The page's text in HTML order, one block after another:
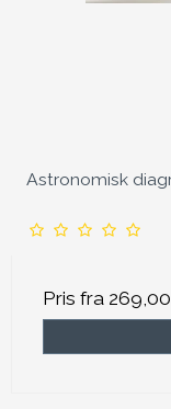
Astronomisk
Pris fra